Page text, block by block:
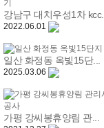
강남구 대치우성1차 kcc...
2022.06.01
일산 화정동 옥빛15단...
2025.03.06
가평 강씨봉휴양림 관...